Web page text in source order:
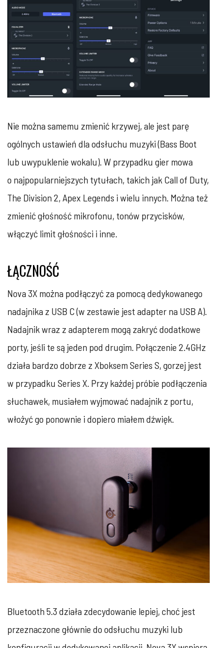
Nie można samemu zmienić krzywej, ale jest parę
ogólnych ustawień dla odsłuchu muzyki (Bass Boot
lub uwypuklenie wokalu). W przypadku gier mowa
o najpopularniejszych tytułach, takich jak Call of Duty,
The Division 2, Apex Legends i wielu innych. Można też
zmienić głośność mikrofonu, tonów przycisków,
włączyć limit głośności i inne.
ŁĄCZNOŚĆ
Nova 3X można podłączyć za pomocą dedykowanego
nadajnika z USB C (w zestawie jest adapter na USB A).
Nadajnik wraz z adapterem mogą zakryć dodatkowe
porty, jeśli te są jeden pod drugim. Połączenie 2.4GHz
działa bardzo dobrze z Xboksem Series S, gorzej jest
w przypadku Series X. Przy każdej próbie podłączenia
słuchawek, musiałem wyjmować nadajnik z portu,
włożyć go ponownie i dopiero miałem dźwięk.
Bluetooth 5.3 działa zdecydowanie lepiej, choć jest
przeznaczone głównie do odsłuchu muzyki lub